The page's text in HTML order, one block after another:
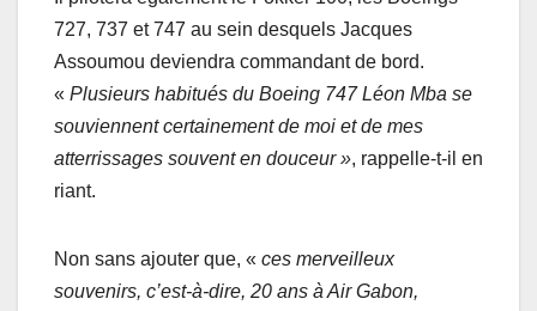
727, 737 et 747 au sein desquels Jacques
Assoumou deviendra commandant de bord.
« Plusieurs habitués du Boeing 747 Léon Mba se
souviennent certainement de moi et de mes
atterrissages souvent en douceur », rappelle-t-il en
riant.
Non sans ajouter que, « ces merveilleux
souvenirs, c’est-à-dire, 20 ans à Air Gabon,